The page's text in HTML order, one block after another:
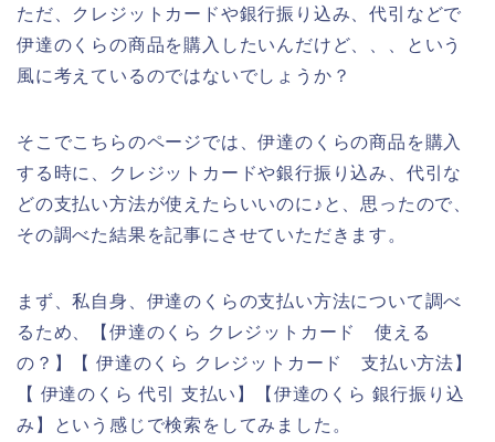
ただ、クレジットカードや銀行振り込み、代引などで
伊達のくらの商品を購入したいんだけど、、、という
風に考えているのではないでしょうか？
そこでこちらのページでは、伊達のくらの商品を購入
する時に、クレジットカードや銀行振り込み、代引な
どの支払い方法が使えたらいいのに♪と、思ったので、
その調べた結果を記事にさせていただきます。
まず、私自身、伊達のくらの支払い方法について調べ
るため、【伊達のくら クレジットカード 使える
の？】【 伊達のくら クレジットカード 支払い方法】
【 伊達のくら 代引 支払い】【伊達のくら 銀行振り込
み】という感じで検索をしてみました。